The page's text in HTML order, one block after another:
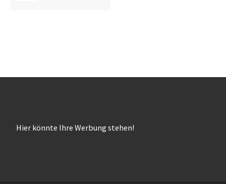
Hier könnte Ihre Werbung stehen!